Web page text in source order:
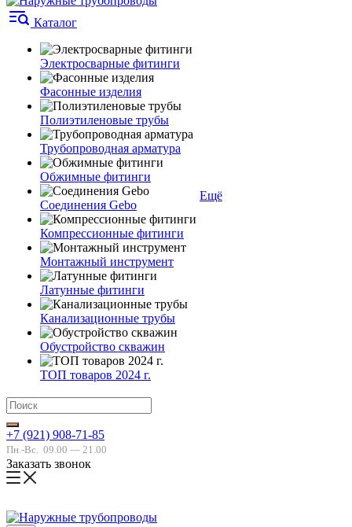
Каталог
Электросварные фитинги
Фасонные изделия
Полиэтиленовые трубы
Трубопроводная арматура
Обжимные фитинги
Соединения Gebo
Компрессионные фитинги
Монтажный инструмент
Латунные фитинги
Канализационные трубы
Обустройство скважин
ТОП товаров 2024 г.
Ещё
+7 (921) 908-71-85
Пн.-Вс. 09.00 — 21.00
Заказать звонок